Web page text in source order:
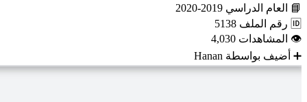
📘
العام الدراسي 2019-2020
🆔 رقم الملف 5138
👁 المشاهدات 4,030
➕ أضيف بواسطة Hanan